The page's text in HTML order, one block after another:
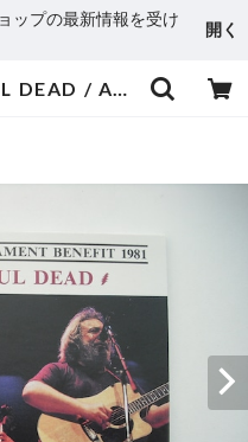
ップの最新情報を受け
開く
【CD】GRATEFUL DEAD / ACOUTIC CAR | aeromamas2000